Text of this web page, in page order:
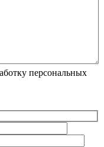
персональных